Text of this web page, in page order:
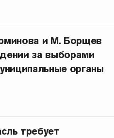
и М. Борщев
за выборами
органы
требует